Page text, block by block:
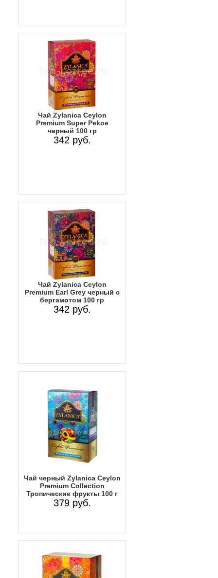
Чай Zylanica Ceylon
Premium Super Pekoe
черный 100 гр
342 руб.
Чай Zylanica Ceylon
Premium Earl Grey черный c
бергамотом 100 гр
342 руб.
Чай черный Zylanica Ceylon
Premium Collection
Тропические фрукты 100 г
379 руб.